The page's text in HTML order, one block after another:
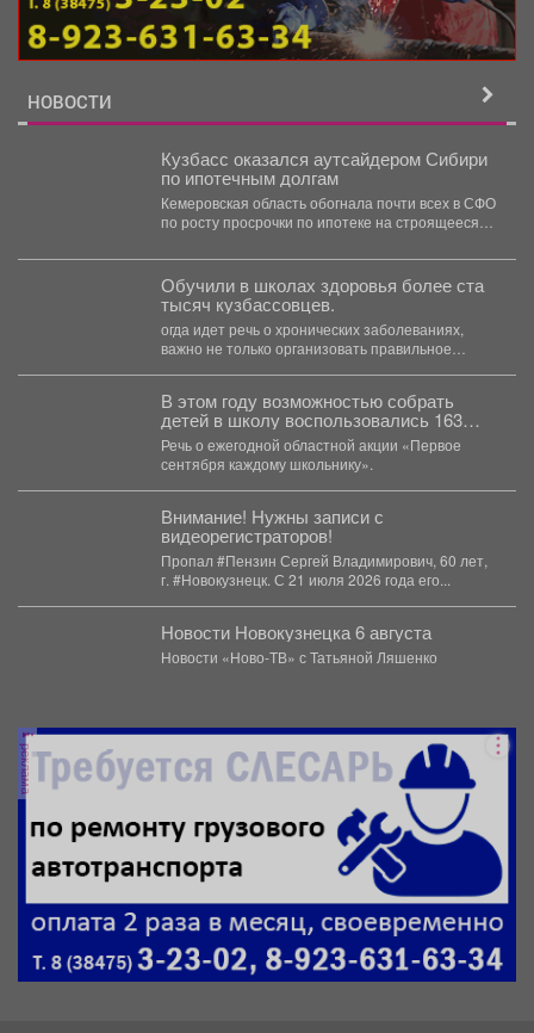
НОВОСТИ
Кузбасс оказался аутсайдером Сибири
по ипотечным долгам
Кемеровская область обогнала почти всех в СФО
по росту просрочки по ипотеке на строящееся
Обучили в школах здоровья более ста
тысяч кузбассовцев.
огда идет речь о хронических заболеваниях,
важно не только организовать правильное
В этом году возможностью собрать
детей в школу воспользовались 163
малообеспеченные семьи
Междуреченска.
Речь о ежегодной областной акции «Первое
сентября каждому школьнику».
Внимание! Нужны записи с
видеорегистраторов!
Пропал #Пензин Сергей Владимирович, 60 лет,
г. #Новокузнецк. С 21 июля 2026 года его...
Новости Новокузнецка 6 августа
Новости «Ново-ТВ» с Татьяной Ляшенко
реклама